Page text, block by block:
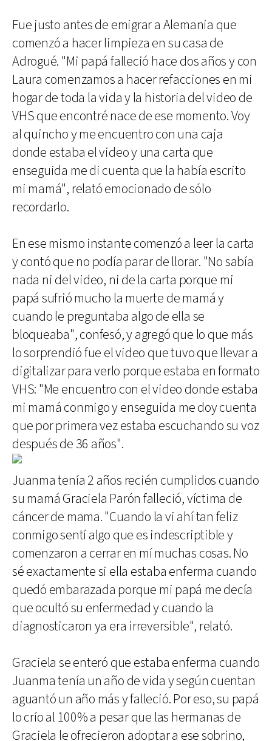
Fue justo antes de emigrar a Alemania que
comenzó a hacer limpieza en su casa de
Adrogué. "Mi papá falleció hace dos años y con
Laura comenzamos a hacer refacciones en mi
hogar de toda la vida y la historia del video de
VHS que encontré nace de ese momento. Voy
al quincho y me encuentro con una caja
donde estaba el video y una carta que
enseguida me di cuenta que la había escrito
mi mamá", relató emocionado de sólo
recordarlo.
En ese mismo instante comenzó a leer la carta
y contó que no podía parar de llorar. "No sabía
nada ni del video, ni de la carta porque mi
papá sufrió mucho la muerte de mamá y
cuando le preguntaba algo de ella se
bloqueaba", confesó, y agregó que lo que más
lo sorprendió fue el video que tuvo que llevar a
digitalizar para verlo porque estaba en formato
VHS: "Me encuentro con el video donde estaba
mi mamá conmigo y enseguida me doy cuenta
que por primera vez estaba escuchando su voz
después de 36 años".
Juanma tenía 2 años recién cumplidos cuando
su mamá Graciela Parón falleció, víctima de
cáncer de mama. "Cuando la vi ahí tan feliz
conmigo sentí algo que es indescriptible y
comenzaron a cerrar en mí muchas cosas. No
sé exactamente si ella estaba enferma cuando
quedó embarazada porque mi papá me decía
que ocultó su enfermedad y cuando la
diagnosticaron ya era irreversible", relató.
Graciela se enteró que estaba enferma cuando
Juanma tenía un año de vida y según cuentan
aguantó un año más y falleció. Por eso, su papá
lo crío al 100% a pesar que las hermanas de
Graciela le ofrecieron adoptar a ese sobrino,